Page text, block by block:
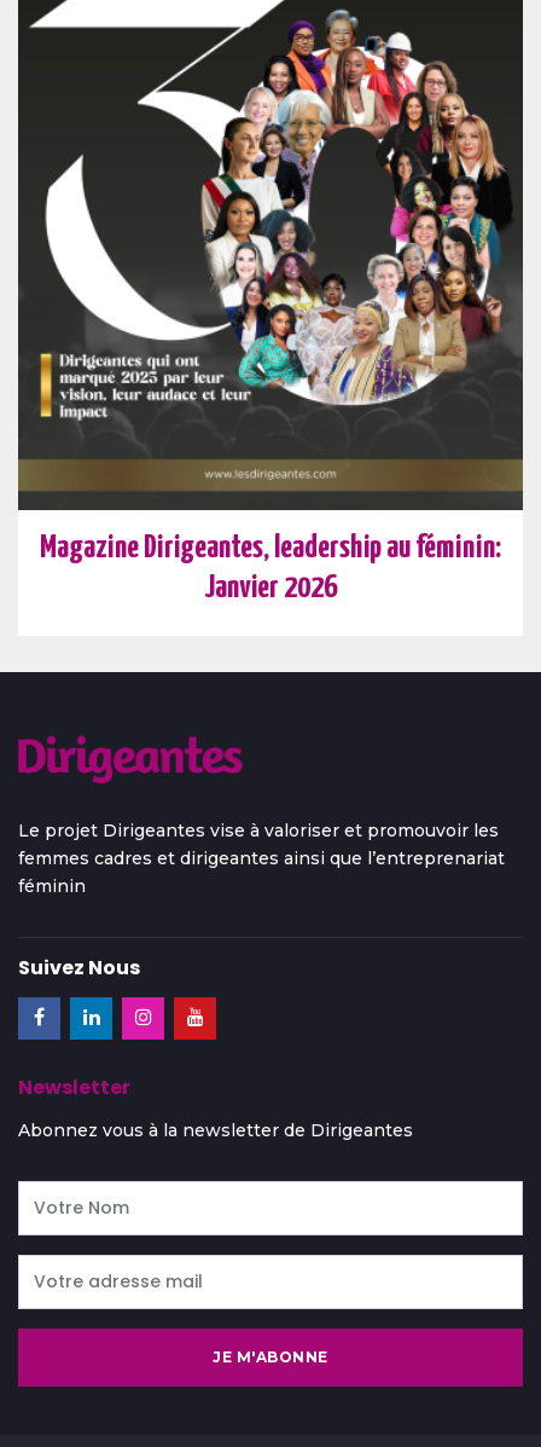
Magazine Dirigeantes, leadership au féminin:
Janvier 2026
Le projet Dirigeantes vise à valoriser et promouvoir les
femmes cadres et dirigeantes ainsi que l’entreprenariat
féminin
Suivez Nous
Newsletter
Abonnez vous à la newsletter de Dirigeantes
JE M'ABONNE